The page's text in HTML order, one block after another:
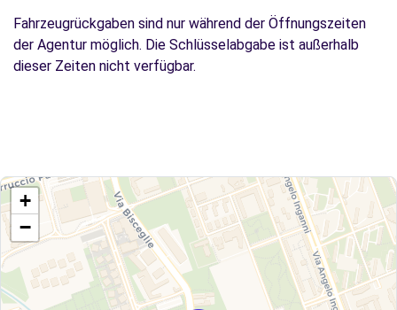
Fahrzeugrückgaben sind nur während der Öffnungszeiten
der Agentur möglich. Die Schlüsselabgabe ist außerhalb
dieser Zeiten nicht verfügbar.
+
−